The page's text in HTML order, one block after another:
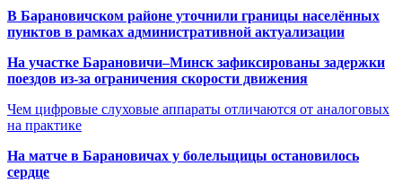
В Барановичском районе уточнили границы населённых
пунктов в рамках административной актуализации
На участке Барановичи–Минск зафиксированы задержки
поездов из-за ограничения скорости движения
Чем цифровые слуховые аппараты отличаются от аналоговых
на практике
На матче в Барановичах у болельщицы остановилось
сердце